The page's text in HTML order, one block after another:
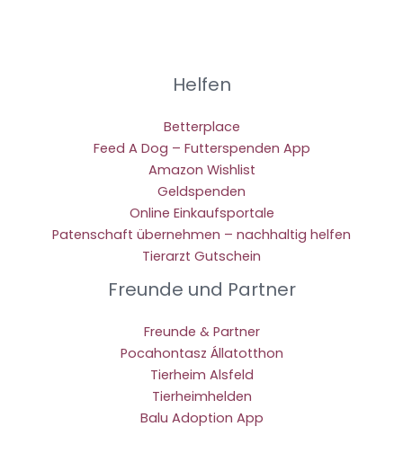
Helfen
Betterplace
Feed A Dog – Futterspenden App
Amazon Wishlist
Geldspenden
Online Einkaufsportale
Patenschaft übernehmen – nachhaltig helfen
Tierarzt Gutschein
Freunde und Partner
Freunde & Partner
Pocahontasz Állatotthon
Tierheim Alsfeld
Tierheimhelden
Balu Adoption App